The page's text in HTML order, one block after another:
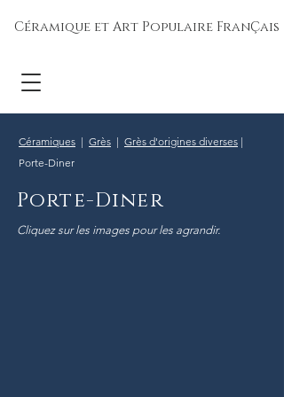
Céramique et Art Populaire FranÇais
Céramiques | Grès | Grès d'origines diverses |
Porte-Diner
Porte-Diner
Cliquez sur les images pour les agrandir.